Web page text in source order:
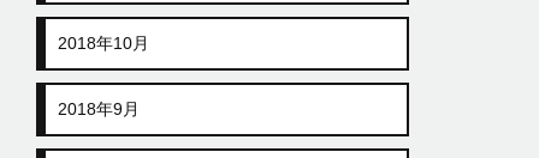
2018年10月
2018年9月